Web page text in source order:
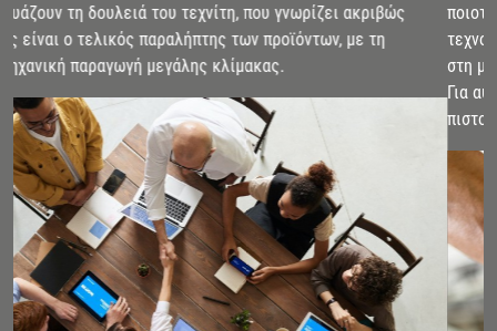
ποιοτικών πρώτων υλών. Επενδύουμε μόνιμα σε σύγχρονες
τεχνολογίες παραγωγής δίνοντας έμφαση στην αξιοπιστία και
στη μακροχρόνια εγγύηση για τη ποιότητα των προϊόντων μας.
Για αυτό το λόγω διαθέτουμε όλες τις απαραίτητες
πιστοποιήσεις διασφάλισης ποιότητας (ISO 9001, FPC, CE).